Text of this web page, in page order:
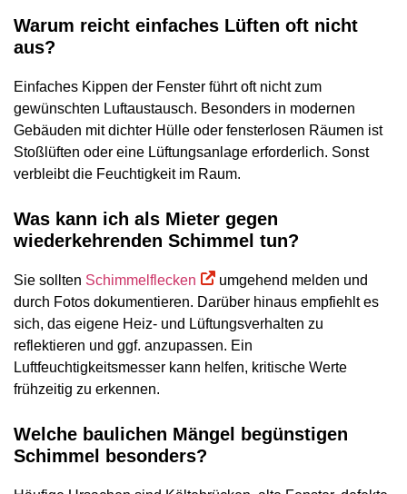
Warum reicht einfaches Lüften oft nicht
aus?
Einfaches Kippen der Fenster führt oft nicht zum
gewünschten Luftaustausch. Besonders in modernen
Gebäuden mit dichter Hülle oder fensterlosen Räumen ist
Stoßlüften oder eine Lüftungsanlage erforderlich. Sonst
verbleibt die Feuchtigkeit im Raum.
Was kann ich als Mieter gegen
wiederkehrenden Schimmel tun?
Sie sollten Schimmelflecken
umgehend melden und
durch Fotos dokumentieren. Darüber hinaus empfiehlt es
sich, das eigene Heiz- und Lüftungsverhalten zu
reflektieren und ggf. anzupassen. Ein
Luftfeuchtigkeitsmesser kann helfen, kritische Werte
frühzeitig zu erkennen.
Welche baulichen Mängel begünstigen
Schimmel besonders?